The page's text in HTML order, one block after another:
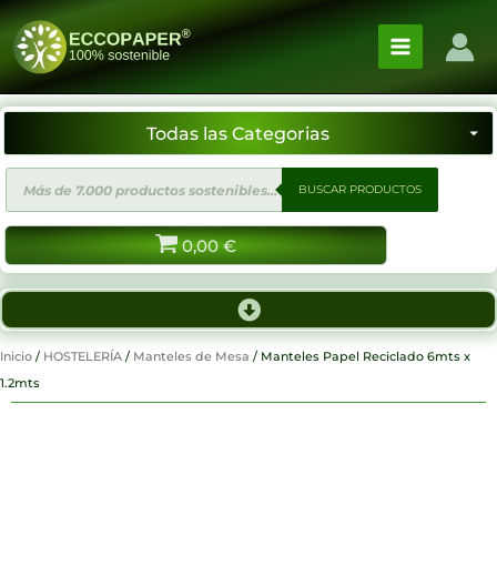
Ir
contenido
de
productos
BUSCAR PRODUCTOS
0,00 €
Inicio / HOSTELERÍA / Manteles de Mesa / Manteles Papel Reciclado 6mts x
1.2mts